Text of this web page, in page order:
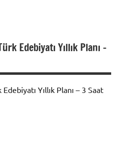
Edebiyatı Yıllık Planı –
Yıllık Planı – 3 Saat